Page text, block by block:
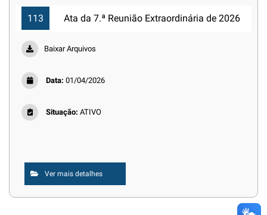
113 Ata da 7.ª Reunião Extraordinária de 2026
Baixar Arquivos
Data: 01/04/2026
Situação: ATIVO
Ver mais detalhes